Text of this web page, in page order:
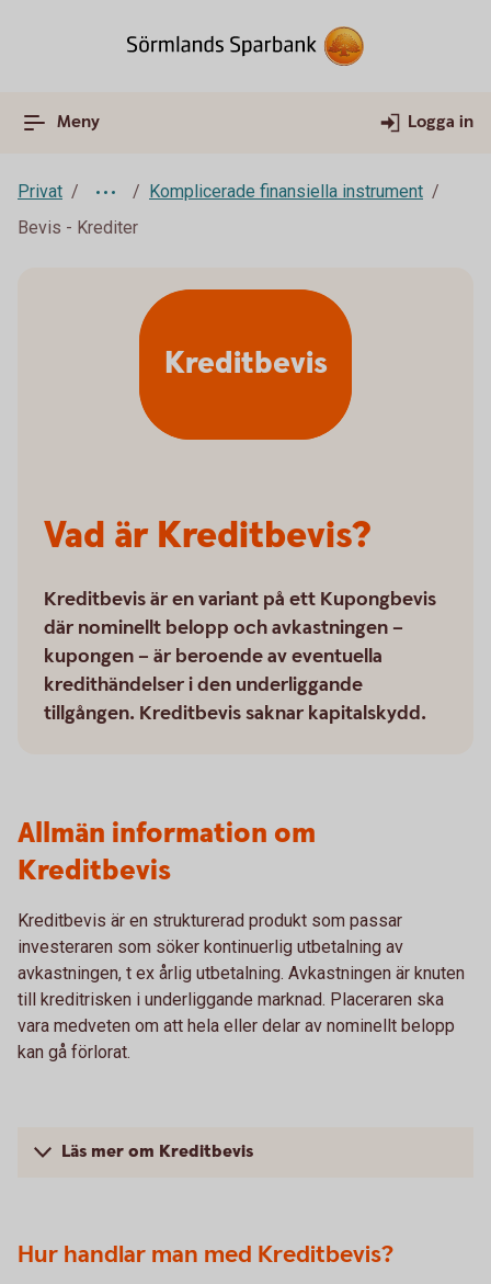
Meny Logga in
Privat
Komplicerade finansiella instrument
Bevis - Krediter
Vad är Kreditbevis?
Kreditbevis är en variant på ett Kupongbevis
där nominellt belopp och avkastningen –
kupongen – är beroende av eventuella
kredithändelser i den underliggande
tillgången. Kreditbevis saknar kapitalskydd.
Kreditbevis
Allmän information om
Kreditbevis
Kreditbevis är en strukturerad produkt som passar
investeraren som söker kontinuerlig utbetalning av
avkastningen, t ex årlig utbetalning. Avkastningen är knuten
till kreditrisken i underliggande marknad. Placeraren ska
vara medveten om att hela eller delar av nominellt belopp
kan gå förlorat.
Läs mer om Kreditbevis
Hur handlar man med Kreditbevis?